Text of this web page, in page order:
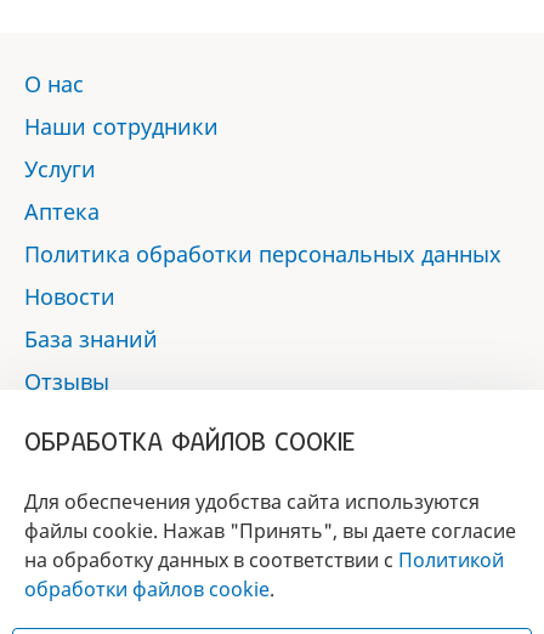
О нас
Наши сотрудники
Услуги
Аптека
Политика обработки персональных данных
Новости
База знаний
Отзывы
БРЕНД
ГОДА 2017 - 2019
ОБРАБОТКА ФАЙЛОВ COOKIE
Для обеспечения удобства сайта используются
файлы cookie. Нажав "Принять", вы даете согласие
на обработку данных в соответствии с Политикой
обработки файлов cookie.